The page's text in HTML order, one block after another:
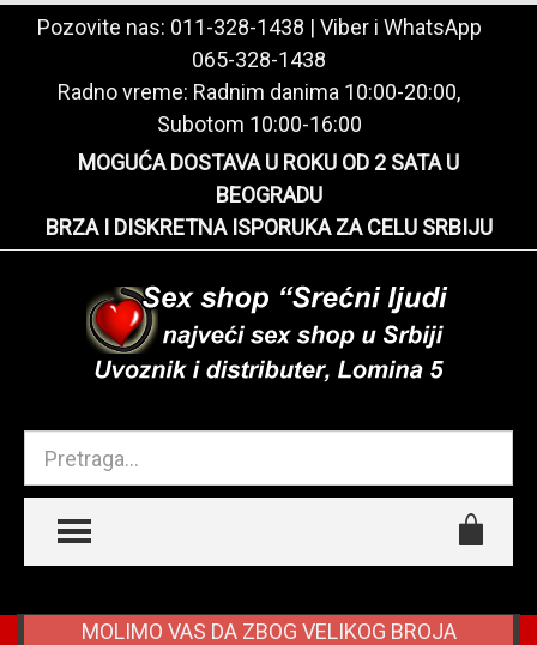
Pozovite nas: 011-328-1438 | Viber i WhatsApp
065-328-1438
Radno vreme: Radnim danima 10:00-20:00,
Subotom 10:00-16:00
MOGUĆA DOSTAVA U ROKU OD 2 SATA U
BEOGRADU
BRZA I DISKRETNA ISPORUKA ZA CELU SRBIJU
TOGGLE MENU
MOLIMO VAS DA ZBOG VELIKOG BROJA